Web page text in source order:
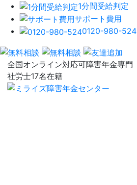
1分間受給判定
サポート費用
0120-980-524
全国オンライン対応可障害年金専門
社労士17名在籍